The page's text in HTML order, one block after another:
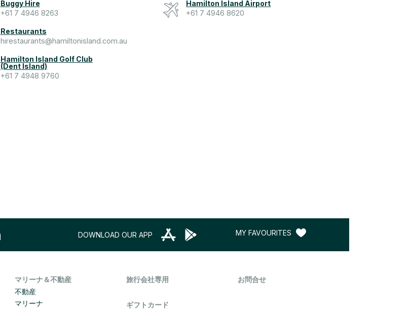
Buggy Hire
+61 7 4946 8263
Restaurants
hirestaurants@hamiltonisland.com.au
Hamilton Island Golf Club
(Dent Island)
+61 7 4948 9760
Hamilton Island Airport
+61 7 4946 8620
DOWNLOAD OUR APP MY FAVOURITES
マリーナ＆不動産
不動産
マリーナ
旅行会社専用
ギフトカード
お問合せ